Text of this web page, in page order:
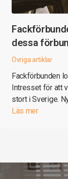
dessa
Övriga artiklar
Fackförbunden
Intresset för att
stort i Sverige.
Läs mer